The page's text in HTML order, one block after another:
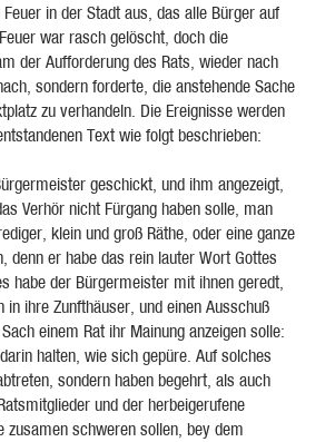
in der Stadt aus, das alle Bürger auf
war rasch gelöscht, doch die
der Aufforderung des Rats, wieder nach
sondern forderte, die anstehende Sache
zu verhandeln. Die Ereignisse werden
Text wie folgt beschrieben:
geschickt, und ihm angezeigt,
Verhör nicht Fürgang haben solle, man
klein und groß Räthe, oder eine ganze
denn er habe das rein lauter Wort Gottes
habe der Bürgermeister mit ihnen geredt,
in ihre Zunfthäuser, und einen Ausschuß
einem Rat ihr Mainung anzeigen solle:
halten, wie sich gepüre. Auf solches
sondern haben begehrt, als auch
und der herbeigerufene
zusamen schweren sollen, bey dem